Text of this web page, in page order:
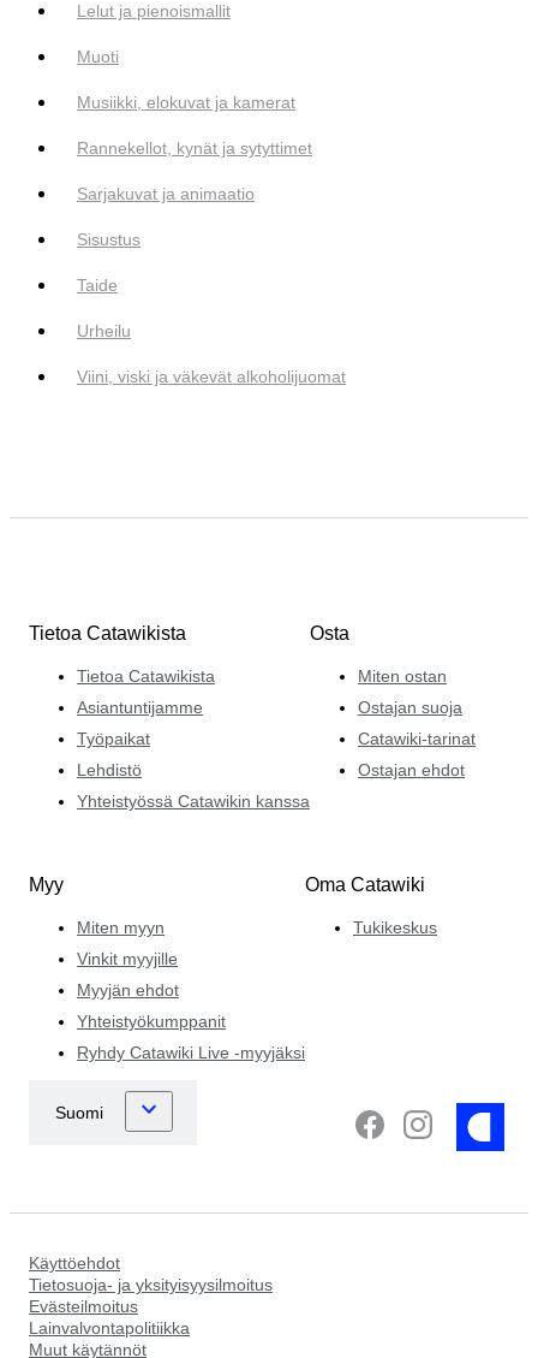
Lelut ja pienoismallit
Muoti
Musiikki, elokuvat ja kamerat
Rannekellot, kynät ja sytyttimet
Sarjakuvat ja animaatio
Sisustus
Taide
Urheilu
Viini, viski ja väkevät alkoholijuomat
Tietoa Catawikista
Tietoa Catawikista
Asiantuntijamme
Työpaikat
Lehdistö
Yhteistyössä Catawikin kanssa
Osta
Miten ostan
Ostajan suoja
Catawiki-tarinat
Ostajan ehdot
Myy
Miten myyn
Vinkit myyjille
Myyjän ehdot
Yhteistyökumppanit
Ryhdy Catawiki Live -myyjäksi
Oma Catawiki
Tukikeskus
Käyttöehdot
Tietosuoja- ja yksityisyysilmoitus
Evästeilmoitus
Lainvalvontapolitiikka
Muut käytännöt